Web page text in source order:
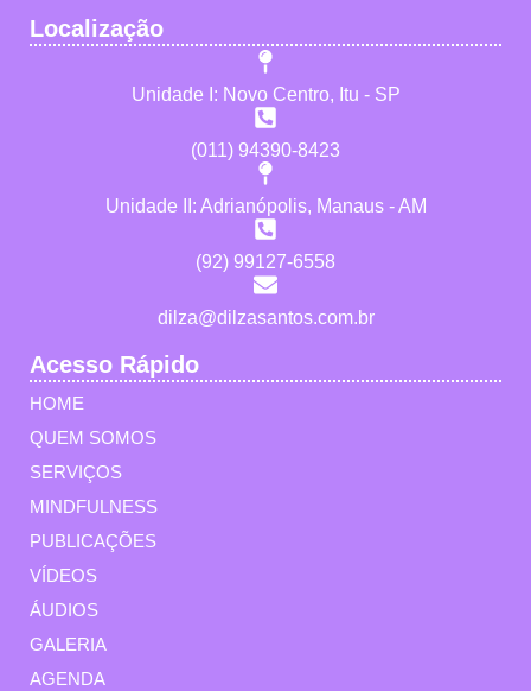
Localização
Unidade I: Novo Centro, Itu - SP
(011) 94390-8423
Unidade II: Adrianópolis, Manaus - AM
(92) 99127-6558
dilza@dilzasantos.com.br
Acesso Rápido
HOME
QUEM SOMOS
SERVIÇOS
MINDFULNESS
PUBLICAÇÕES
VÍDEOS
ÁUDIOS
GALERIA
AGENDA